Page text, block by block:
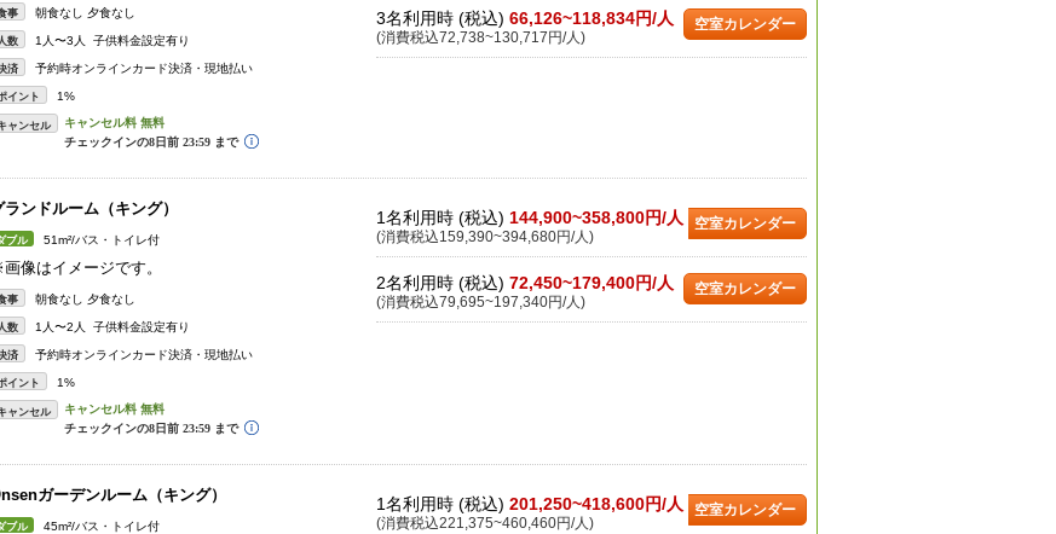
事 朝食なし 夕食なし
数 1人〜3人 子供料金設定有り
済 予約時オンラインカード決済・現地払い
イント 1%
ャンセル
3名利用時 (税込) 66,126~118,834円/人
(消費税込72,738~130,717円/人)
空室カレンダー
ランドルーム（キング）
ブル 51m²/バス・トイレ付
像はイメージです。
事 朝食なし 夕食なし
数 1人〜2人 子供料金設定有り
済 予約時オンラインカード決済・現地払い
イント 1%
ャンセル
1名利用時 (税込) 144,900~358,800円/人
(消費税込159,390~394,680円/人)
空室カレンダー
2名利用時 (税込) 72,450~179,400円/人
(消費税込79,695~197,340円/人)
空室カレンダー
ガーデンルーム（キング）
ブル 45m²/バス・トイレ付
1名利用時 (税込) 201,250~418,600円/人
(消費税込221,375~460,460円/人)
空室カレンダー